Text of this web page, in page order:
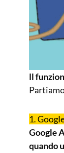
ll
1.
Google
quando